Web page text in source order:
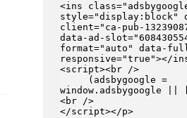
<ins
style="display:block"
client="ca-pub-
data-ad-
format="auto" data-
responsive="true"></
<script><br />
window.adsbygoogle
<br />
</script></p>